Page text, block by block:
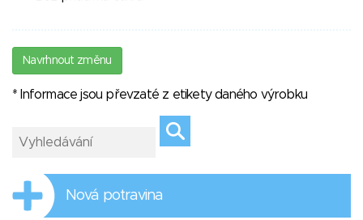
Navrhnout změnu
* Informace jsou převzaté z etikety daného výrobku
Nová potravina